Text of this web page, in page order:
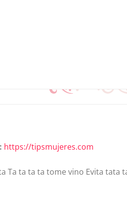
https://tipsmujeres.com
Ta ta ta ta tome vino Evita tata